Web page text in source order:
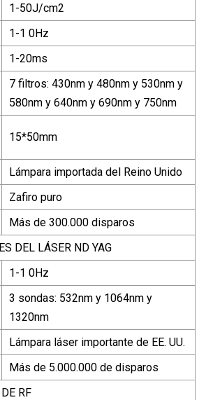
1-50J/cm2
1-1 0Hz
1-20ms
7 filtros: 430nm y 480nm y 530nm y
580nm y 640nm y 690nm y 750nm
15*50mm
Lámpara importada del Reino Unido
Zafiro puro
Más de 300.000 disparos
DEL LÁSER ND YAG
1-1 0Hz
3 sondas: 532nm y 1064nm y
1320nm
Lámpara láser importante de EE. UU.
Más de 5.000.000 de disparos
RF